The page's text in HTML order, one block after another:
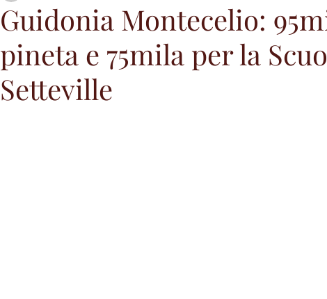
Guidonia Montecelio:
pineta e 75mila per la
Setteville